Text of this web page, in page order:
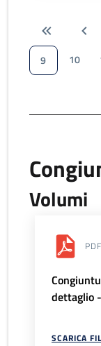
9
10
Volumi
PDF
dettaglio
SCARICA